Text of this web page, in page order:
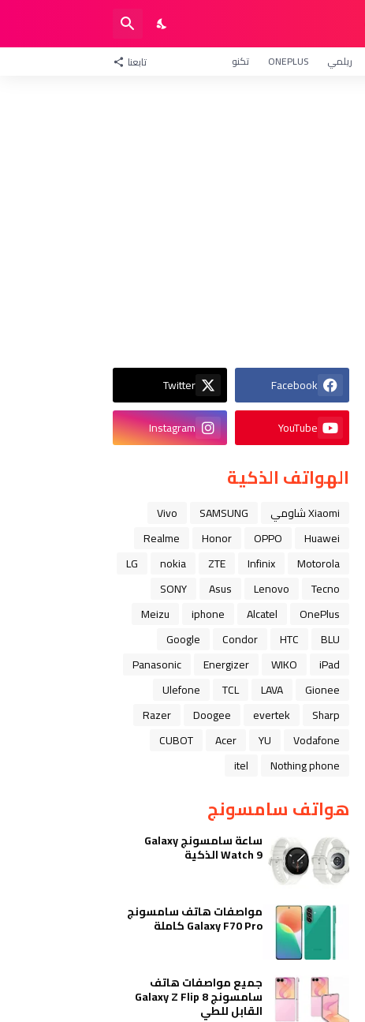
ريلمي ONEPLUS تكنو تابعنا
Facebook
Twitter
YouTube
Instagram
الهواتف الذكية
Xiaomi شاومي SAMSUNG
Vivo
Huawei
OPPO
Honor
Realme
Motorola
Infinix
ZTE
nokia
LG
Tecno
Lenovo
Asus
SONY
OnePlus
Alcatel
iphone
Meizu
BLU
HTC
Condor
Google
iPad
WIKO
Energizer
Panasonic
Gionee
LAVA
TCL
Ulefone
Sharp
evertek
Doogee
Razer
Vodafone
YU
Acer
CUBOT
Nothing phone
itel
هواتف سامسونج
ساعة سامسونج Galaxy
Watch 9 الذكية
مواصفات هاتف سامسونج
Galaxy F70 Pro كاملة
جميع مواصفات هاتف
سامسونج Galaxy Z Flip 8
القابل للطي